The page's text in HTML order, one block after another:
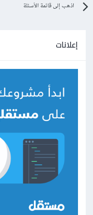
اذهب إلى قائمة الأسئلة
إعلانات